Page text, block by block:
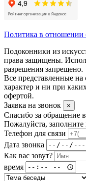
Политика в отношении
Подоконники из
права защищены.
разрешения запрещено.
Все представленные
характер и ни при
офертой.
Заявка на звонок
×
Спасибо за обращение
Пожалуйста, заполните
Телефон для связи
Дата звонка
Как вас зовут?
время